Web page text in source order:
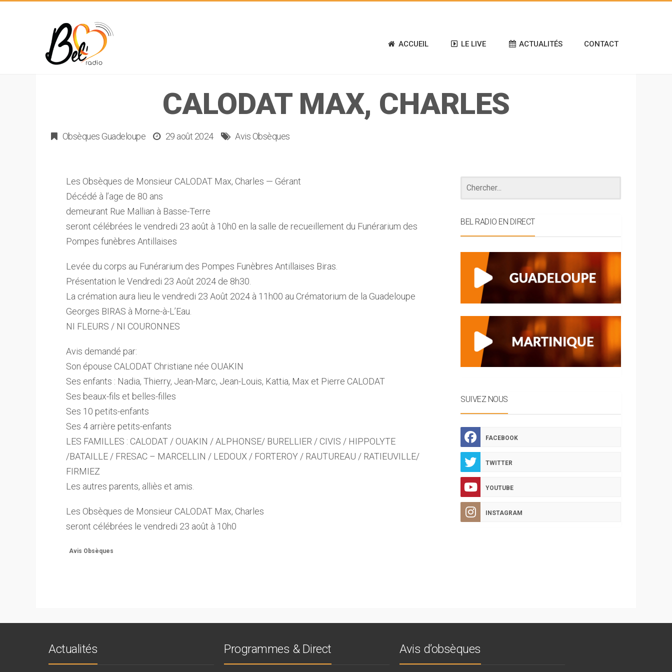
ACCUEIL LE LIVE ACTUALITÉS CONTACT
CALODAT MAX, CHARLES
Obsèques Guadeloupe 29 août 2024 Avis Obsèques
Les Obsèques de Monsieur CALODAT Max, Charles — Gérant
Décédé à l’age de 80 ans
demeurant Rue Mallian à Basse-Terre
seront célébrées le vendredi 23 août à 10h0 en la salle de recueillement du Funérarium des
Pompes funèbres Antillaises
Levée du corps au Funérarium des Pompes Funèbres Antillaises Biras.
Présentation le Vendredi 23 Août 2024 de 8h30.
La crémation aura lieu le vendredi 23 Août 2024 à 11h00 au Crématorium de la Guadeloupe
Georges BIRAS à Morne-à-L’Eau.
NI FLEURS / NI COURONNES
Avis demandé par:
Son épouse CALODAT Christiane née OUAKIN
Ses enfants : Nadia, Thierry, Jean-Marc, Jean-Louis, Kattia, Max et Pierre CALODAT
Ses beaux-fils et belles-filles
Ses 10 petits-enfants
Ses 4 arrière petits-enfants
LES FAMILLES : CALODAT / OUAKIN / ALPHONSE/ BURELLIER / CIVIS / HIPPOLYTE
/BATAILLE / FRESAC – MARCELLIN / LEDOUX / FORTEROY / RAUTUREAU / RATIEUVILLE/
FIRMIEZ
Les autres parents, alliès et amis.
Les Obsèques de Monsieur CALODAT Max, Charles
seront célébrées le vendredi 23 août à 10h0
Avis Obsèques
BEL RADIO EN DIRECT
SUIVEZ NOUS
FACEBOOK
TWITTER
YOUTUBE
INSTAGRAM
Actualités Programmes & Direct Avis d’obsèques